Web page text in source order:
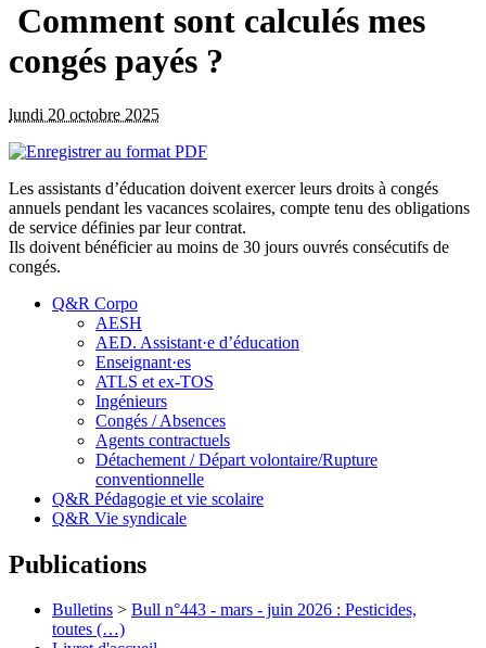
Comment sont calculés mes
congés payés ?
lundi 20 octobre 2025
Les assistants d’éducation doivent exercer leurs droits à congés
annuels pendant les vacances scolaires, compte tenu des obligations
de service définies par leur contrat.
Ils doivent bénéficier au moins de 30 jours ouvrés consécutifs de
congés.
Q&R Corpo
AESH
AED. Assistant·e d’éducation
Enseignant·es
ATLS et ex-TOS
Ingénieurs
Congés / Absences
Agents contractuels
Détachement / Départ volontaire/Rupture
conventionnelle
Q&R Pédagogie et vie scolaire
Q&R Vie syndicale
Publications
Bulletins > Bull n°443 - mars - juin 2026 : Pesticides,
toutes (…)